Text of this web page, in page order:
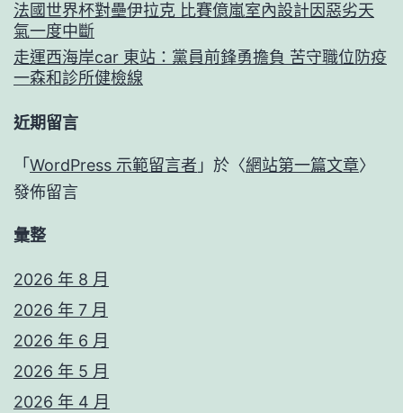
法國世界杯對壘伊拉克 比賽億嵐室內設計因惡劣天
氣一度中斷
走運西海岸car 東站：黨員前鋒勇擔負 苦守職位防疫
一森和診所健檢線
近期留言
「 WordPress 示範留言者 」於〈網站第一篇文章〉
發佈留言
彙整
2026 年 8 月
2026 年 7 月
2026 年 6 月
2026 年 5 月
2026 年 4 月